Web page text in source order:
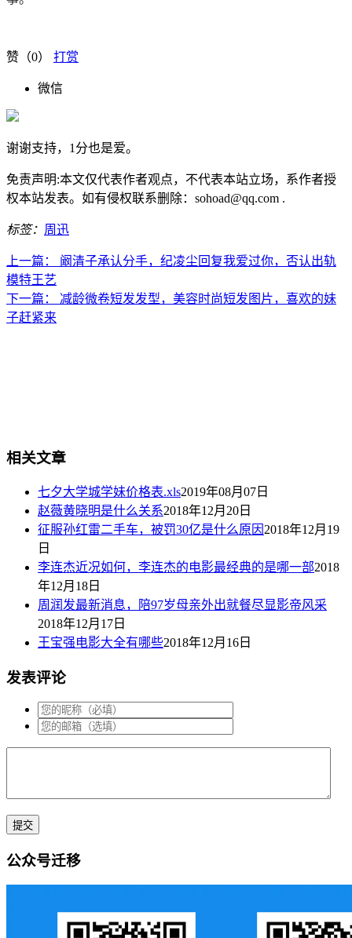
赞（0） 打赏
微信
谢谢支持，1分也是爱。
免责声明:本文仅代表作者观点，不代表本站立场，系作者授
权本站发表。如有侵权联系删除：sohoad@qq.com .
标签： 周迅
上一篇：
阚清子承认分手，纪凌尘回复我爱过你，否认出轨
模特王艺
下一篇：
减龄微卷短发发型，美容时尚短发图片，喜欢的妹
子赶紧来
相关文章
七夕大学城学妹价格表.xls2019年08月07日
赵薇黄晓明是什么关系2018年12月20日
征服孙红雷二手车，被罚30亿是什么原因 2018年12月19
日
李连杰近况如何，李连杰的电影最经典的是哪一部2018
年12月18日
周润发最新消息，陪97岁母亲外出就餐尽显影帝风采
2018年12月17日
王宝强电影大全有哪些2018年12月16日
发表评论
公众号迁移